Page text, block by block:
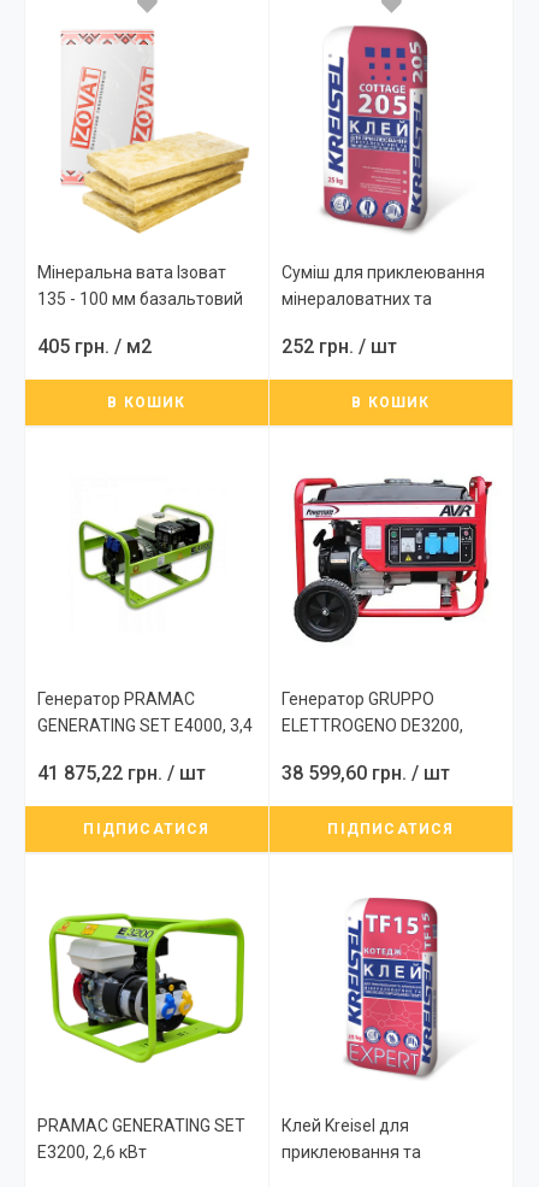
Мінеральна вата Ізоват
135 - 100 мм базальтовий
теплоізоляційні
405 грн. / м2
В КОШИК
Суміш для приклеювання
мінераловатних та
Kreisel 205, 25 кг
252 грн. / шт
В КОШИК
Генератор PRAMAC
GENERATING SET E4000, 3,4
41 875,22 грн. / шт
ПІДПИСАТИСЯ
Генератор GRUPPO
ELETTROGENO DE3200,
38 599,60 грн. / шт
ПІДПИСАТИСЯ
PRAMAC GENERATING SET
E3200, 2,6 кВт
Клей Kreisel для
приклеювання та